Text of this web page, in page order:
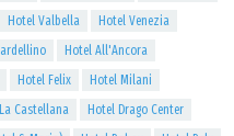
Hotel Valbella
Hotel Venezia
Hotel All'Ancora
Hotel Felix
Hotel Milani
Castellana
Hotel Drago Center